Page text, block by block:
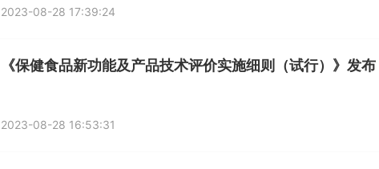
2023-08-28 17:39:24
《保健食品新功能及产品技术评价实施细则（试行）》发布
2023-08-28 16:53:31